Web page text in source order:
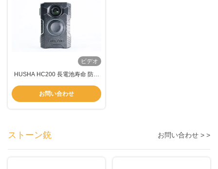
ビデオ
HUSHA HC200 長電池寿命 防水
カメラ 法執行機関用
お問い合わせ
ストーン銃 お問い合わせ > >